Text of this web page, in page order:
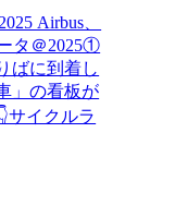
Airbus、
タ＠2025①
ばに到着し
」の看板が
サイクルラ